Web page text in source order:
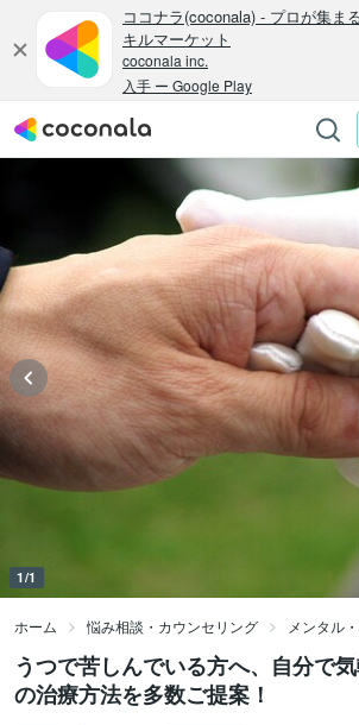
1/1
ホーム 悩み相談・カウンセリング メンタル
うつで苦しんでいる方へ、自分で
の治療方法を多数ご提案！